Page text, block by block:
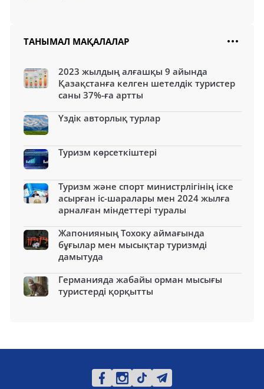
ТАНЫМАЛ МАҚАЛАЛАР
2023 жылдың алғашқы 9 айында
Қазақстанға келген шетелдік туристер
саны 37%-ға артты
Үздік авторлық турлар
Туризм көрсеткіштері
Туризм және спорт министрлігінің іске
асырған іс-шаралары мен 2024 жылға
арналған міндеттері туралы
Жапонияның Тохоку аймағында
бұғылар мен мысықтар туризмді
дамытуда
Германияда жабайы орман мысығы
туристерді қорқытты